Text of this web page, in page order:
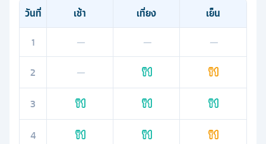
วันที่ เช้า เที่ยง
เย็น
1
— —
—
2
—
3
4